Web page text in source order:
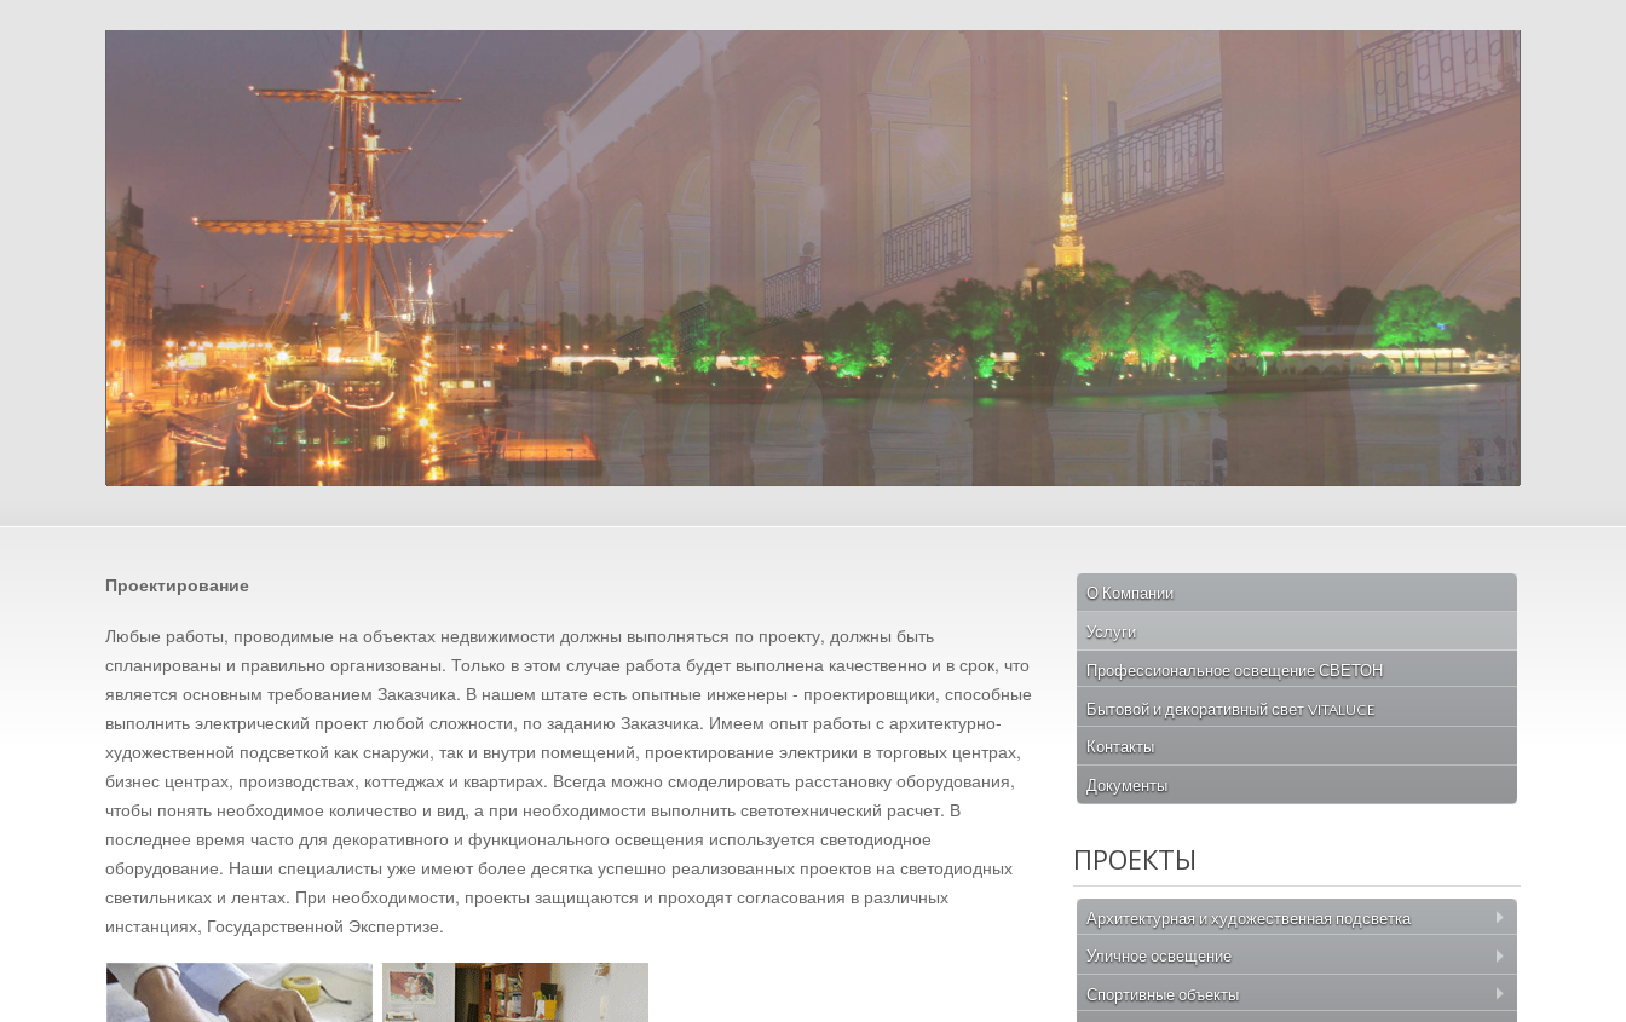
Проектирование
Любые работы, проводимые на объектах недвижимости должны выполняться по проекту, должны быть
спланированы и правильно организованы. Только в этом случае работа будет выполнена качественно и в срок, что
является основным требованием Заказчика. В нашем штате есть опытные инженеры - проектировщики, способные
выполнить электрический проект любой сложности, по заданию Заказчика. Имеем опыт работы с архитектурно-
художественной подсветкой как снаружи, так и внутри помещений, проектирование электрики в торговых центрах,
бизнес центрах, производствах, коттеджах и квартирах. Всегда можно смоделировать расстановку оборудования,
чтобы понять необходимое количество и вид, а при необходимости выполнить светотехнический расчет. В
последнее время часто для декоративного и функционального освещения используется светодиодное
оборудование. Наши специалисты уже имеют более десятка успешно реализованных проектов на светодиодных
светильниках и лентах. При необходимости, проекты защищаются и проходят согласования в различных
инстанциях, Государственной Экспертизе.
О Компании
Услуги
Профессиональное освещение СВЕТОН
Бытовой и декоративный свет VITALUCE
Контакты
Документы
ПРОЕКТЫ
Архитектурная и художественная подсветка
Уличное освещение
Спортивные объекты